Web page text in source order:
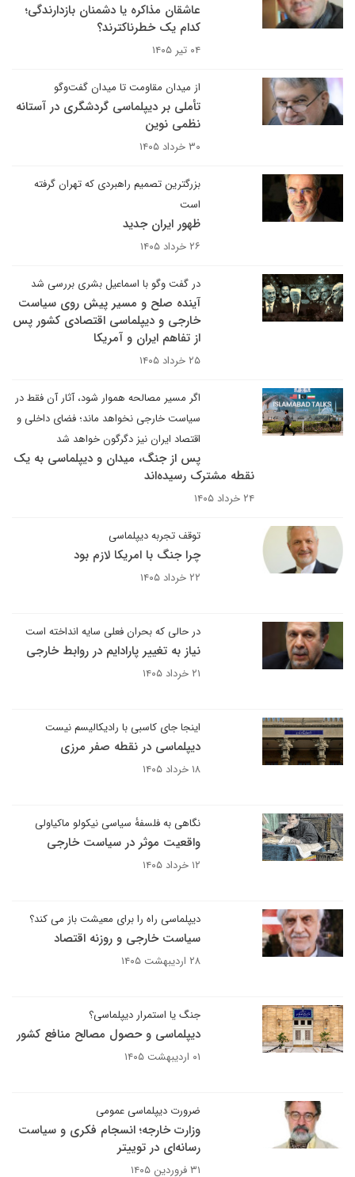
عاشقان مذاکره یا دشمنان بازدارندگی؛
کدام یک خطرناکترند؟
۰۴ تیر ۱۴۰۵
از میدان مقاومت تا میدان گفت‌وگو
تأملی بر دیپلماسی گردشگری در آستانه
نظمی نوین
۳۰ خرداد ۱۴۰۵
بزرگترین تصمیم راهبردی که تهران گرفته
است
ظهور ایران جدید
۲۶ خرداد ۱۴۰۵
در گفت وگو با اسماعیل بشری بررسی شد
آینده صلح و مسیر پیش روی سیاست
خارجی و دیپلماسی اقتصادی کشور پس
از تفاهم ایران و آمریکا
۲۵ خرداد ۱۴۰۵
اگر مسیر مصالحه هموار شود، آثار آن فقط در
سیاست خارجی نخواهد ماند؛ فضای داخلی و
اقتصاد ایران نیز دگرگون خواهد شد
پس از جنگ، میدان و دیپلماسی به یک
نقطه مشترک رسیده‌اند
۲۴ خرداد ۱۴۰۵
توقف تجربه دیپلماسی
چرا جنگ با امریکا لازم بود
۲۲ خرداد ۱۴۰۵
در حالی که بحران فعلی سایه انداخته است
نیاز به تغییر پارادایم در روابط خارجی
۲۱ خرداد ۱۴۰۵
اینجا جای کاسبی با رادیکالیسم نیست
دیپلماسی در نقطه صفر مرزی
۱۸ خرداد ۱۴۰۵
نگاهی به فلسفهٔ سیاسی نیکولو ماکیاولی
واقعیت موثر در سیاست خارجی
۱۲ خرداد ۱۴۰۵
دیپلماسی راه را برای معیشت باز می کند؟
سیاست خارجی و روزنه اقتصاد
۲۸ اردیبهشت ۱۴۰۵
جنگ یا استمرار دیپلماسی؟
دیپلماسی و حصول مصالح منافع کشور
۰۱ اردیبهشت ۱۴۰۵
ضرورت دیپلماسی عمومی
وزارت خارجه؛ انسجام فکری و سیاست
رسانه‌ای در توییتر
۳۱ فروردین ۱۴۰۵